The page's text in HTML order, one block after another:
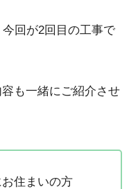
回が2回目の工事で
も一緒にご紹介させ
住まいの方